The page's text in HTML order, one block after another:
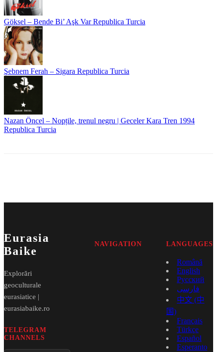
Göksel – Bende Bi’ Aşk Var Republica Turcia
Şebnem Ferah – Sigara Republica Turcia
Nazan Öncel – Nopțile, trenul negru | Geceler Kara Tren 1994
Republica Turcia
Eurasia
Baike
Explorări
geoculturale
eurasiatice |
eurasiabaike.ro
TELEGRAM
CHANNELS
NAVIGATION LANGUAGES
Română
English
Русский
فارسی
中文 (中
国)
Français
Türkçe
Español
Esperanto